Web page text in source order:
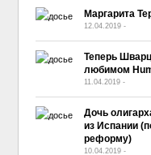
Маргарита
12.04.2019 -
Теперь
любимом
11.04.2019 -
Дочь
из Испании
реформу)
10.04.2019 -